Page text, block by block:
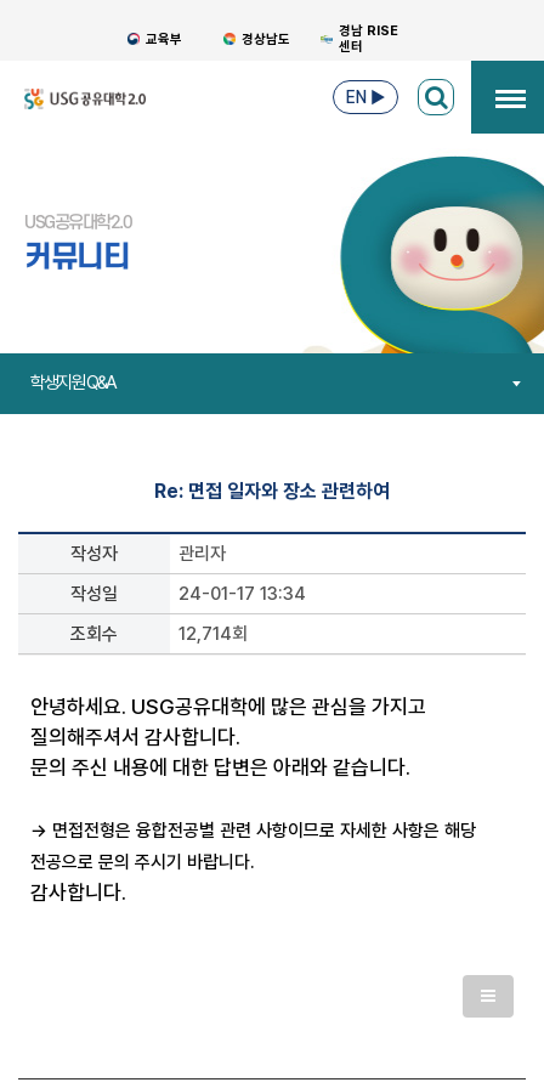
교육부 경상남도
경남 RISE
센터
EN ▶
USG공유대학2.0
커뮤니티
학생지원 Q&A
Re: 면접 일자와 장소 관련하여
작성자
관리자
작성일
24-01-17 13:34
조회수
12,714회
안녕하세요. USG공유대학에 많은 관심을 가지고
질의해주셔서 감사합니다.
문의 주신 내용에 대한 답변은 아래와 같습니다.
→ 면접전형은 융합전공별 관련 사항이므로 자세한 사항은 해당
전공으로 문의 주시기 바랍니다.
감사합니다.